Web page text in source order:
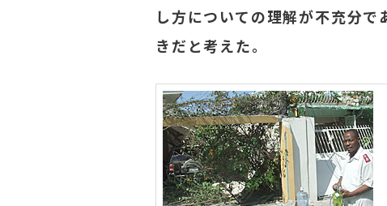
し方についての理解が不充分
きだと考えた。